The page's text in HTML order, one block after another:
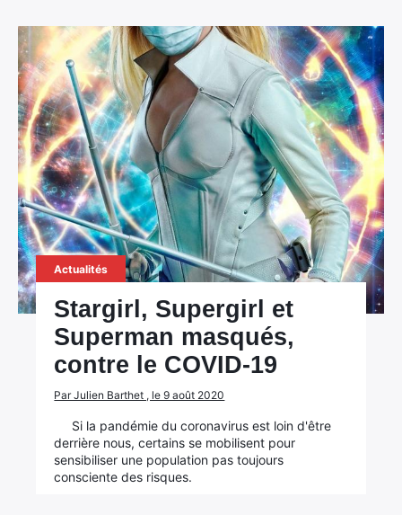
Actualités
Stargirl, Supergirl et
Superman masqués,
contre le COVID-19
Par Julien Barthet , le 9 août 2020
Si la pandémie du coronavirus est loin d'être
derrière nous, certains se mobilisent pour
sensibiliser une population pas toujours
consciente des risques.